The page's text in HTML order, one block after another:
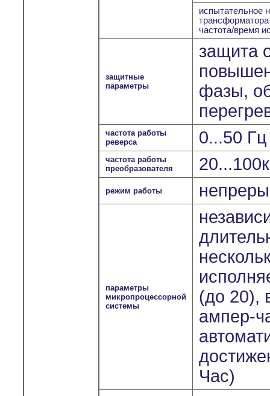
испытательное
частота/время
защитные
параметры
защита
фазы,
частота работы
реверса
0...50
частота работы
преобразователя
режим работы
параметры
микропроцессорной
системы
(до 20),
ампер-
Час)